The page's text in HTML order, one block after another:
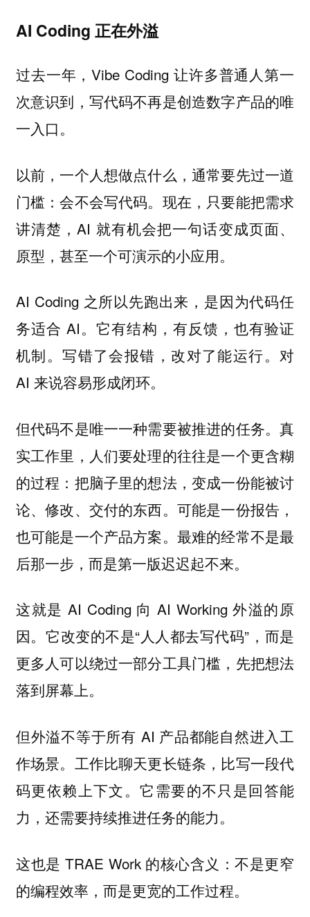
AI Coding 正在外溢
过去一年，Vibe Coding 让许多普通人第一
次意识到，写代码不再是创造数字产品的唯
一入口。
以前，一个人想做点什么，通常要先过一道
门槛：会不会写代码。现在，只要能把需求
讲清楚，AI 就有机会把一句话变成页面、
原型，甚至一个可演示的小应用。
AI Coding 之所以先跑出来，是因为代码任
务适合 AI。它有结构，有反馈，也有验证
机制。写错了会报错，改对了能运行。对
AI 来说容易形成闭环。
但代码不是唯一一种需要被推进的任务。真
实工作里，人们要处理的往往是一个更含糊
的过程：把脑子里的想法，变成一份能被讨
论、修改、交付的东西。可能是一份报告，
也可能是一个产品方案。最难的经常不是最
后那一步，而是第一版迟迟起不来。
这就是 AI Coding 向 AI Working 外溢的原
因。它改变的不是“人人都去写代码”，而是
更多人可以绕过一部分工具门槛，先把想法
落到屏幕上。
但外溢不等于所有 AI 产品都能自然进入工
作场景。工作比聊天更长链条，比写一段代
码更依赖上下文。它需要的不只是回答能
力，还需要持续推进任务的能力。
这也是 TRAE Work 的核心含义：不是更窄
的编程效率，而是更宽的工作过程。